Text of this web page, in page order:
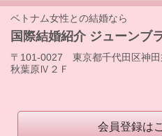
ベトナム女性との結婚なら
国際結婚紹介 ジューンブ
〒101-0027 東京都千代田区神
秋葉原Ⅳ２Ｆ
会員登録は